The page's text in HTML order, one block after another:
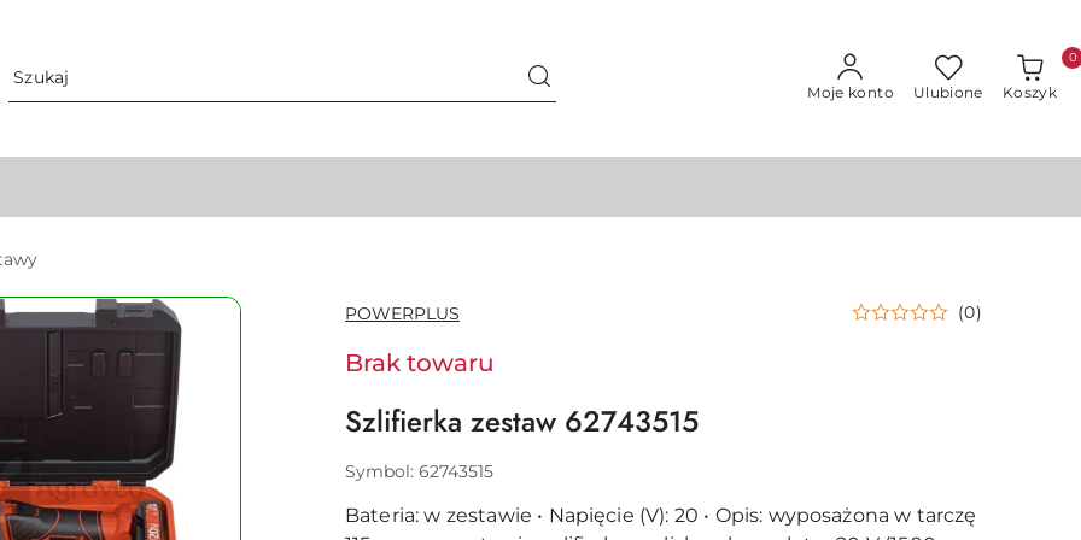
Moje konto Ulubione Koszyk
0
NAZWA
PRODUCENTA:
POWERPLUS (0)
Brak towaru
Szlifierka zestaw 62743515
Symbol: 62743515
Bateria: w zestawie • Napięcie (V): 20 • Opis: wyposażona w tarczę